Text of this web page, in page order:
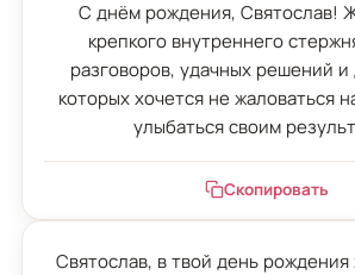
С днём рождения, Святослав!
крепкого внутреннего
разговоров, удачных решений
которых хочется не жаловаться
улыбаться своим
Скопировать
Святослав, в твой день